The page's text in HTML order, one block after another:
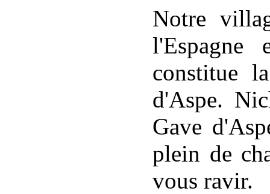
Notre
constitue
d'Aspe.
Gave
plein de
vous ravir.